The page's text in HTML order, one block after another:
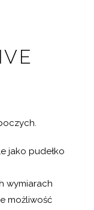
jako pudełko
wymiarach
możliwość